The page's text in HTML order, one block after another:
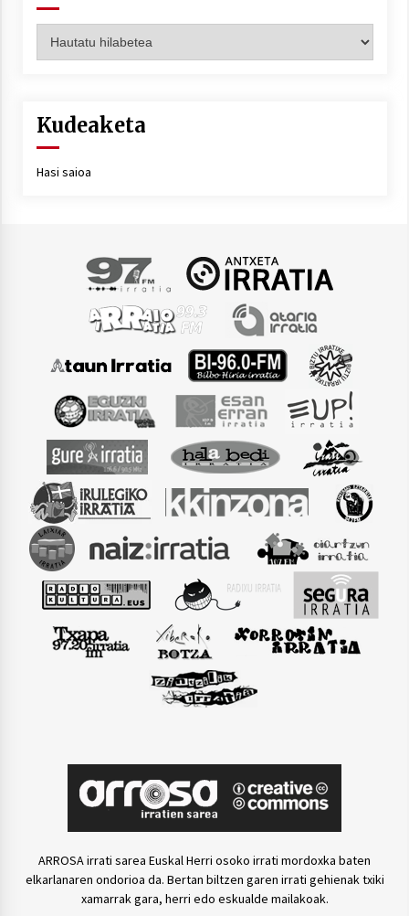
Kudeaketa
Hasi saioa
ARROSA irrati sarea Euskal Herri osoko irrati mordoxka baten
elkarlanaren ondorioa da. Bertan biltzen garen irrati gehienak txiki
xamarrak gara, herri edo eskualde mailakoak.